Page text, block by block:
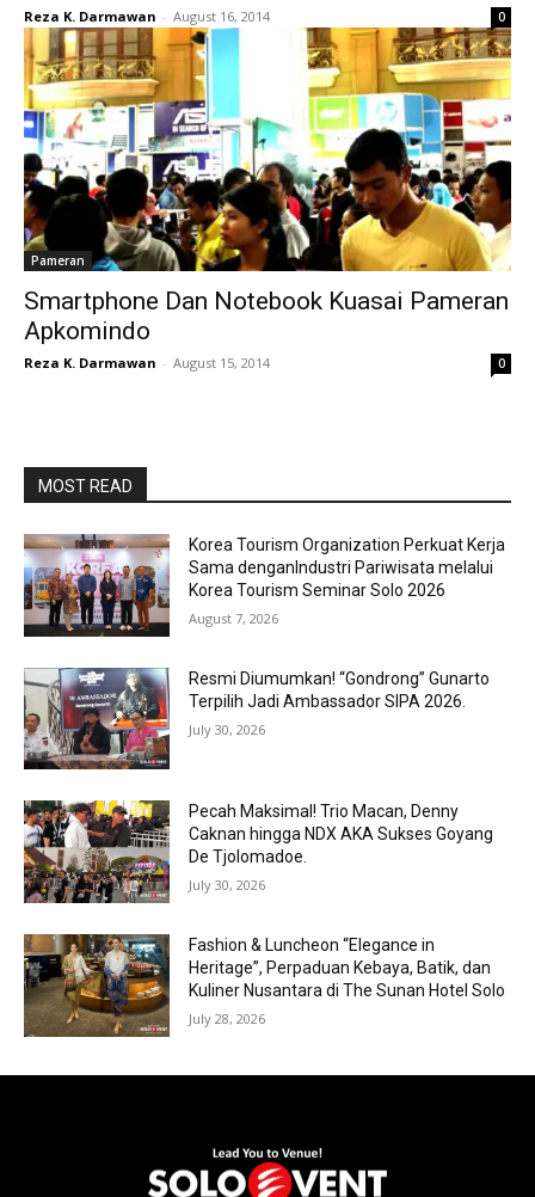
Reza K. Darmawan - August 16, 2014 0
Pameran
Smartphone Dan Notebook Kuasai Pameran
Apkomindo
Reza K. Darmawan - August 15, 2014 0
MOST READ
Korea Tourism Organization Perkuat Kerja
Sama denganIndustri Pariwisata melalui
Korea Tourism Seminar Solo 2026
August 7, 2026
Resmi Diumumkan! “Gondrong” Gunarto
Terpilih Jadi Ambassador SIPA 2026.
July 30, 2026
Pecah Maksimal! Trio Macan, Denny
Caknan hingga NDX AKA Sukses Goyang
De Tjolomadoe.
July 30, 2026
Fashion & Luncheon “Elegance in
Heritage”, Perpaduan Kebaya, Batik, dan
Kuliner Nusantara di The Sunan Hotel Solo
July 28, 2026